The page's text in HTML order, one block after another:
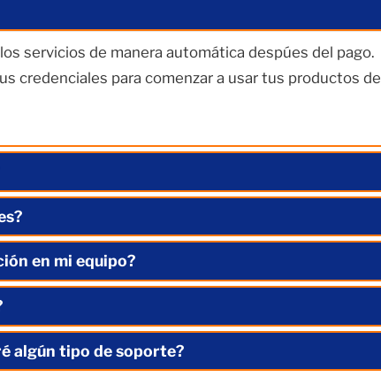
servicios de manera automática despúes del pago.
credenciales para comenzar a usar tus productos de
en mi equipo?
algún tipo de soporte?